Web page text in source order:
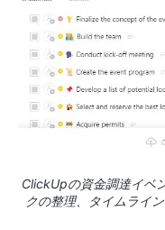
ClickUpの資金調達イベ
クの整理、タイムライ